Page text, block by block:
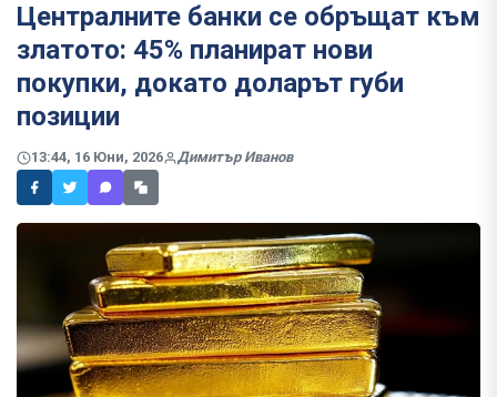
Централните банки се обръщат към
златото: 45% планират нови
покупки, докато доларът губи
позиции
13:44, 16 Юни, 2026 Димитър Иванов